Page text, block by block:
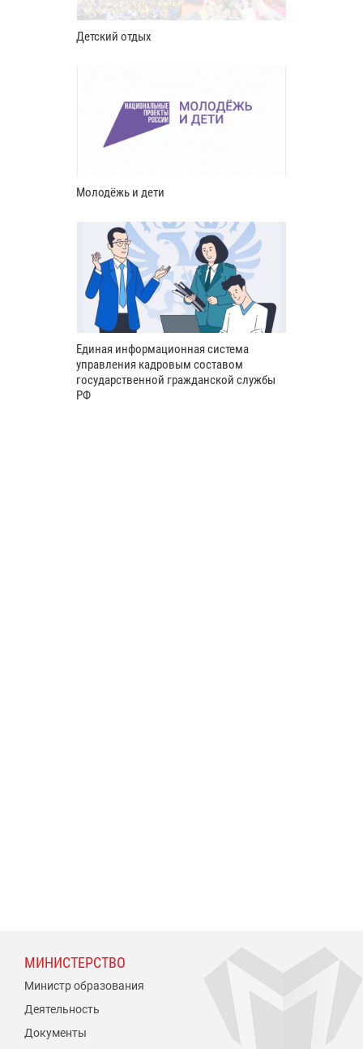
Детский отдых
Молодёжь и дети
Единая информационная система
управления кадровым составом
государственной гражданской службы
РФ
МИНИСТЕРСТВО
Министр образования
Деятельность
Документы